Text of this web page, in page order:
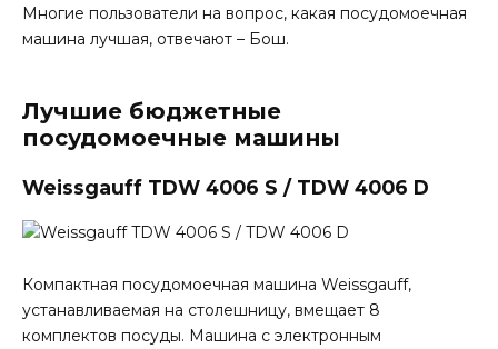
Многие пользователи на вопрос, какая посудомоечная
машина лучшая, отвечают – Бош.
Лучшие бюджетные
посудомоечные машины
Weissgauff TDW 4006 S / TDW 4006 D
Компактная посудомоечная машина Weissgauff,
устанавливаемая на столешницу, вмещает 8
комплектов посуды. Машина с электронным